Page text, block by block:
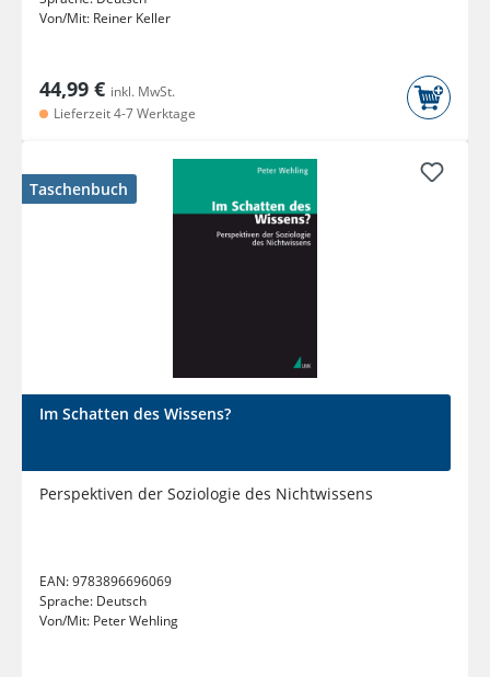
Von/Mit: Reiner Keller
44,99 € inkl. MwSt.
Lieferzeit 4-7 Werktage
Taschenbuch
Im Schatten des Wissens?
Perspektiven der Soziologie des Nichtwissens
EAN:9783896696069
Sprache: Deutsch
Von/Mit: Peter Wehling